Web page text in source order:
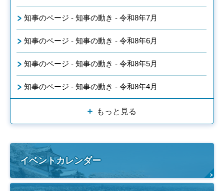
知事のページ - 知事の動き - 令和8年7月
知事のページ - 知事の動き - 令和8年6月
知事のページ - 知事の動き - 令和8年5月
知事のページ - 知事の動き - 令和8年4月
もっと見る
イベントカレンダー